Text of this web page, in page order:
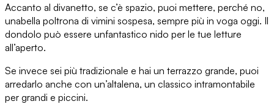
Accanto al divanetto, se c’è spazio, puoi mettere, perché no,
unabella poltrona di vimini sospesa, sempre più in voga oggi. Il
dondolo può essere unfantastico nido per le tue letture
all’aperto.
Se invece sei più tradizionale e hai un terrazzo grande, puoi
arredarlo anche con un’altalena, un classico intramontabile
per grandi e piccini.